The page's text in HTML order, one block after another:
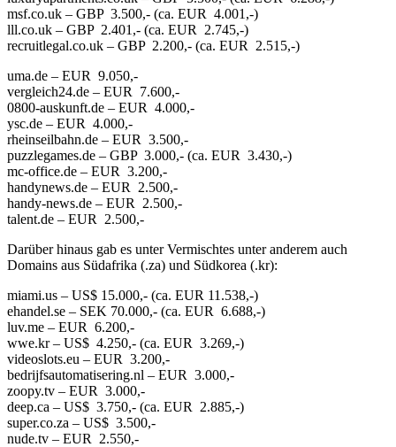
msf.co.uk – GBP 3.500,- (ca. EUR 4.001,-)
lll.co.uk – GBP 2.401,- (ca. EUR 2.745,-)
recruitlegal.co.uk – GBP 2.200,- (ca. EUR 2.515,-)
uma.de – EUR 9.050,-
vergleich24.de – EUR 7.600,-
0800-auskunft.de – EUR 4.000,-
ysc.de – EUR 4.000,-
rheinseilbahn.de – EUR 3.500,-
puzzlegames.de – GBP 3.000,- (ca. EUR 3.430,-)
mc-office.de – EUR 3.200,-
handynews.de – EUR 2.500,-
handy-news.de – EUR 2.500,-
talent.de – EUR 2.500,-
Darüber hinaus gab es unter Vermischtes unter anderem auch
Domains aus Südafrika (.za) und Südkorea (.kr):
miami.us – US$ 15.000,- (ca. EUR 11.538,-)
ehandel.se – SEK 70.000,- (ca. EUR 6.688,-)
luv.me – EUR 6.200,-
wwe.kr – US$ 4.250,- (ca. EUR 3.269,-)
videoslots.eu – EUR 3.200,-
bedrijfsautomatisering.nl – EUR 3.000,-
zoopy.tv – EUR 3.000,-
deep.ca – US$ 3.750,- (ca. EUR 2.885,-)
super.co.za – US$ 3.500,-
nude.tv – EUR 2.550,-